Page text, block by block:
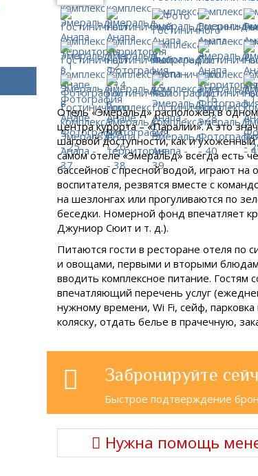
Отель «Эмеральд» расположен в
центра курорта – «Паралии». А это
шаговой доступности, как и
самом отеле «Эмеральд» всегда есть
бассейнов с пресной водой, играют
воспитателя, резвятся вместе с
на шезлонгах или прогуливаются по
беседки. Номерной фонд впечатляет
Джуниор Сюит и т. д.).
Питаются гости в ресторане отеля по
и овощами, первыми и вторыми
вводить комплексное питание. Гостям
впечатляющий перечень услуг
нужному времени, Wi Fi, сейф,
коляску, отдать белье в прачечную,
Забронируйте
Быстрое подтверждение
Нужна помощь